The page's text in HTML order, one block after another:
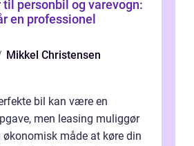
til personbil og varevogn:
en professionel
Mikkel Christensen
bil kan være en
men leasing muliggør
økonomisk måde at køre din